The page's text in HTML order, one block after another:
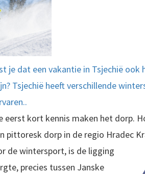
je dat een vakantie in Tsjechië ook
Tsjechië heeft verschillende
eerst kort kennis maken het dorp.
pittoresk dorp in de regio Hradec
de wintersport, is deligging
precies tussen Janske